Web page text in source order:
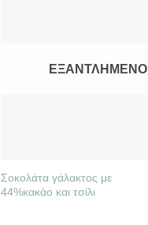
ΕΞΑΝΤΛΗΜΈΝΟ
Σοκολάτα γάλακτος με
44%κακάο και τσίλι